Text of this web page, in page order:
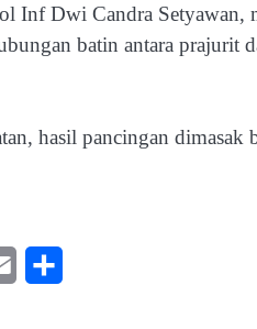
Inf Dwi Candra Setyawan,
batin antara prajurit
hasil pancingan dimasak
Email